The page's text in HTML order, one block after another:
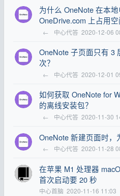
为什么 OneNote 在本
OneDrive.com 上占用空
← 中心代答 2020-12-06
OneNote 子页面只有 3
次？
← 中心代答 2020-12-01
如何获取 OneNote for
的离线安装包？
← 中心代答 2020-11-30
OneNote 新建页面时，
← 中心代答 2020-11-28
在苹果 M1 处理器
首次启动要 20 秒
中心首脑 2020-11-16 11:03